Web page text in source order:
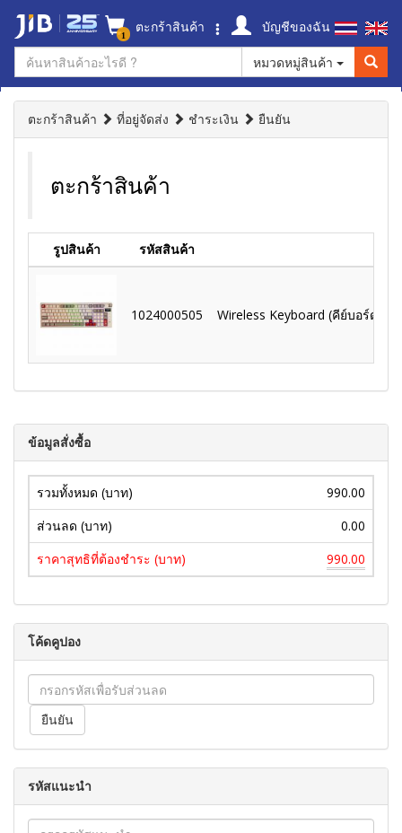
1 ตะกร้าสินค้า
บัญชีของฉัน
หมวดหมู่สินค้า
ตะกร้าสินค้า ที่อยู่จัดส่ง ชำระเงิน ยืนยัน
ตะกร้าสินค้า
รูปสินค้า รหัสสินค้า
1024000505 Wireless Keyboard (คีย์บอร์ดไร้
ข้อมูลสั่งซื้อ
รวมทั้งหมด (บาท)
990.00
ส่วนลด (บาท)
0.00
ราคาสุทธิที่ต้องชำระ (บาท)
990.00
โค้ดคูปอง
รหัสแนะนำ